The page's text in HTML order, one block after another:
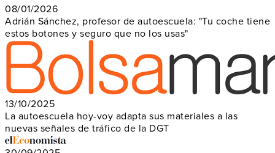
08/01/2026
Adrián Sánchez, profesor de autoescuela: "Tu coche tiene
estos botones y seguro que no los usas"
13/10/2025
La autoescuela hoy-voy adapta sus materiales a las
nuevas señales de tráfico de la DGT